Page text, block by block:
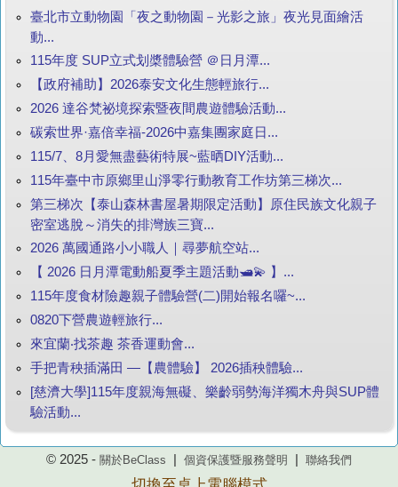
臺北市立動物園「夜之動物園－光影之旅」夜光見面繪活
動...
115年度 SUP立式划槳體驗營 ＠日月潭...
【政府補助】2026泰安文化生態輕旅行...
2026 達谷梵祕境探索暨夜間農遊體驗活動...
碳索世界·嘉倍幸福-2026中嘉集團家庭日...
115/7、8月愛無盡藝術特展~藍晒DIY活動...
115年臺中市原鄉里山淨零行動教育工作坊第三梯次...
第三梯次【泰山森林書屋暑期限定活動】原住民族文化親子
密室逃脫～消失的排灣族三寶...
2026 萬國通路小小職人｜尋夢航空站...
【 2026 日月潭電動船夏季主題活動🛥️💫 】...
115年度食材險趣親子體驗營(二)開始報名囉~...
0820下營農遊輕旅行...
來宜蘭‧找茶趣 茶香運動會...
手把青秧插滿田 —【農體驗】 2026插秧體驗...
[慈濟大學]115年度親海無礙、樂齡弱勢海洋獨木舟與SUP體
驗活動...
© 2025 - 關於BeClass 個資保護暨服務聲明 聯絡我們